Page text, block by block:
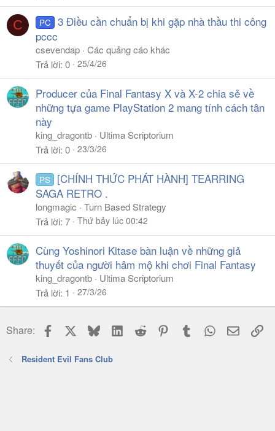
C PC 3 Điều cần chuẩn bị khi gặp nhà thầu thi công
pccc
csevendap Các quảng cáo khác
Trả lời 0 25/4/26
Producer của Final Fantasy X và X-2 chia sẻ về
những tựa game PlayStation 2 mang tính cách tân
này
king_dragontb
Ultima Scriptorium
Trả lời 0 23/3/26
PS
[CHÍNH THỨC PHÁT HÀNH] TEARRING
SAGA RETRO .
longmagic
Turn Based Strategy
Trả lời 7 Thứ bảy lúc 00:42
Cùng Yoshinori Kitase bàn luận về những giả
thuyết của người hâm mộ khi chơi Final Fantasy
king_dragontb
Ultima Scriptorium
Trả lời 1 27/3/26
Share: Facebook BlueskyLinkedIn
Reddit PinterestTumblr WhatsApp
Email
Resident Evil Fans Club